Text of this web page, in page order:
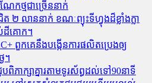
ែកថ្មជាច្រើននាក់
២ លាននាក់ ខណៈព្យុះទីហ្វុងដ៏ខ្លាំងក្លា
គោក។
ពួកគេនឹងបង្កើនការផលិតប្រេងឲ្យ
។
ាក្សាគ្នារតាមទូរស័ព្ធដល់ទៅ90នាទី